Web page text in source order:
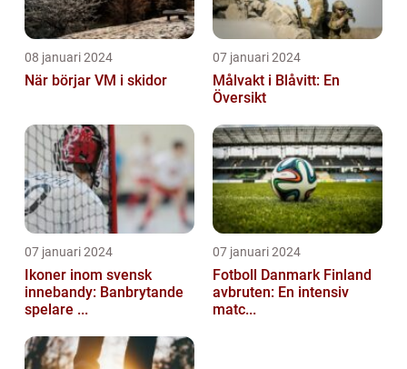
08 januari 2024
När börjar VM i skidor
07 januari 2024
Målvakt i Blåvitt: En
Översikt
07 januari 2024
Ikoner inom svensk
innebandy: Banbrytande
spelare ...
07 januari 2024
Fotboll Danmark Finland
avbruten: En intensiv
matc...